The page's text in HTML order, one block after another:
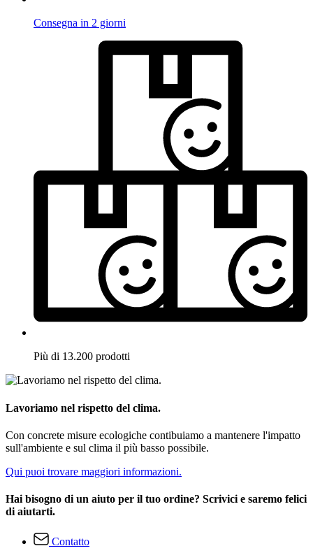
Consegna in 2 giorni
Più di 13.200 prodotti
Lavoriamo nel rispetto del clima.
Con concrete misure ecologiche contibuiamo a mantenere l'impatto
sull'ambiente e sul clima il più basso possibile.
Qui puoi trovare maggiori informazioni.
Hai bisogno di un aiuto per il tuo ordine? Scrivici e saremo felici
di aiutarti.
Contatto